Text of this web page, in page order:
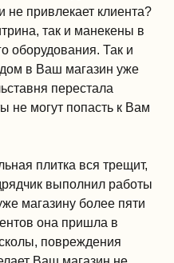
не привлекает клиента?
так и манекены в
оборудования. Так и
в Ваш магазин уже
перестала
не могут попасть к Вам
плитка вся трещит,
выполнил работы
магазину более пяти
она пришла в
повреждения